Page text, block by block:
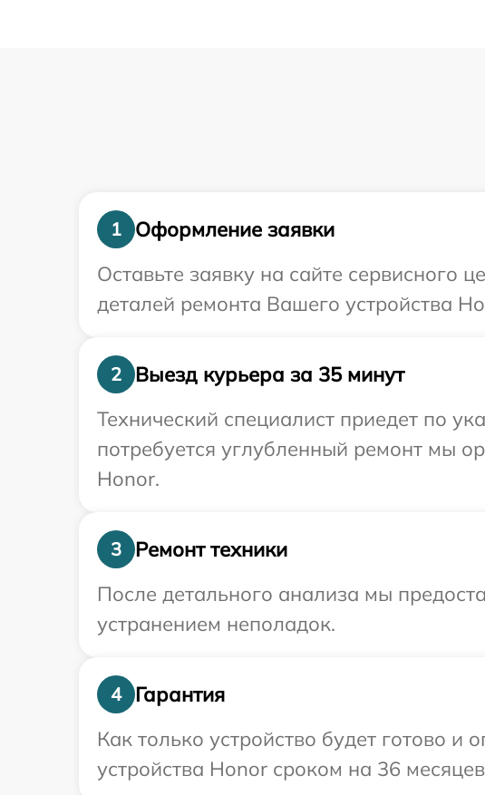
1
Оформление заявки
Оставьте заявку на сайте сервисного
деталей ремонта Вашего устройства
2
Выезд курьера за 35 минут
Технический специалист приедет по
потребуется углубленный ремонт мы
Honor.
3
Ремонт техники
После детального анализа мы
устранением неполадок.
4
Гарантия
Как только устройство будет готово
устройства Honor сроком на 36